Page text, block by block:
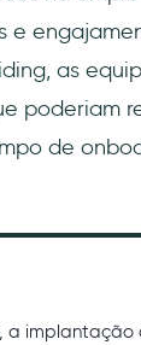
e
as
poderiam
de
a implantação